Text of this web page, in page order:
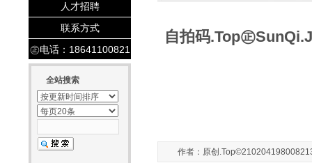
全站搜索
人才招聘
联系方式
㊣电话：18641100821
自拍码.Top㊣
作者：原创